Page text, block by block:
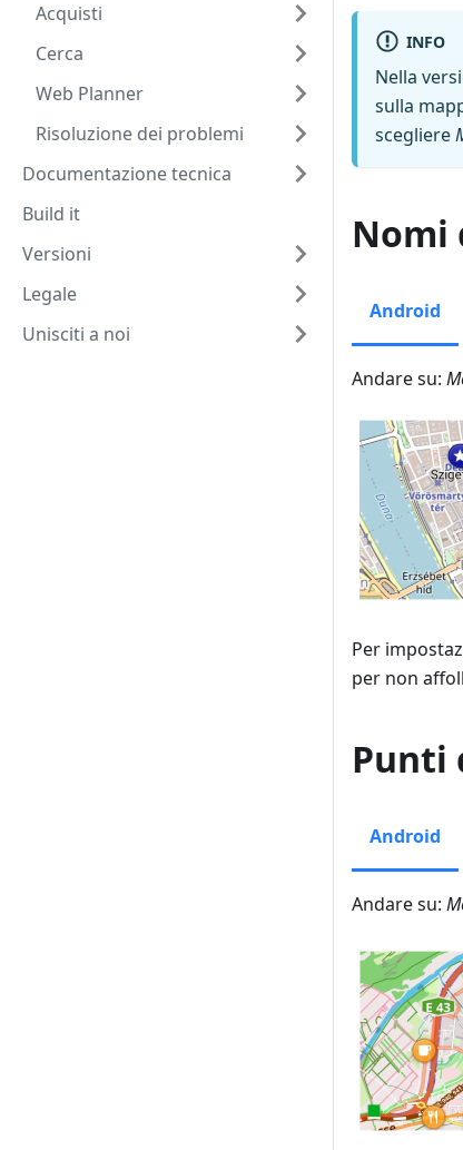
Acquisti
Cerca
Web Planner
Risoluzione dei problemi
Documentazione tecnica
Build it
Versioni
Legale
Unisciti a noi
INFO
Nella
sulla
scegliere
Nomi
Android
Andare su:
Per
per non
Punti
Android
Andare su: